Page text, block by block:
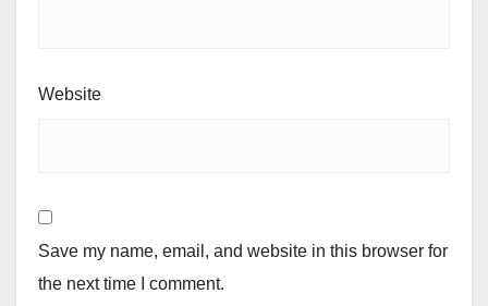
Website
Save my name, email, and website in this browser for
the next time I comment.